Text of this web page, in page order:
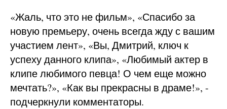
«Жаль, что это не фильм», «Спасибо за
новую премьеру, очень всегда жду с вашим
участием лент», «Вы, Дмитрий, ключ к
успеху данного клипа», «Любимый актер в
клипе любимого певца! О чем еще можно
мечтать?», «Как вы прекрасны в драме!», -
подчеркнули комментаторы.